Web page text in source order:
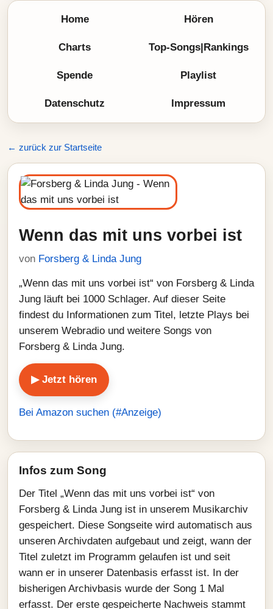
Home Hören
Charts Top-Songs|Rankings
Spende Playlist
Datenschutz Impressum
← zurück zur Startseite
Wenn das mit uns vorbei ist
von Forsberg & Linda Jung
„Wenn das mit uns vorbei ist“ von Forsberg & Linda
Jung läuft bei 1000 Schlager. Auf dieser Seite
findest du Informationen zum Titel, letzte Plays bei
unserem Webradio und weitere Songs von
Forsberg & Linda Jung.
▶ Jetzt hören
Bei Amazon suchen (#Anzeige)
Infos zum Song
Der Titel „Wenn das mit uns vorbei ist“ von
Forsberg & Linda Jung ist in unserem Musikarchiv
gespeichert. Diese Songseite wird automatisch aus
unseren Archivdaten aufgebaut und zeigt, wann der
Titel zuletzt im Programm gelaufen ist und seit
wann er in unserer Datenbasis erfasst ist. In der
bisherigen Archivbasis wurde der Song 1 Mal
erfasst. Der erste gespeicherte Nachweis stammt